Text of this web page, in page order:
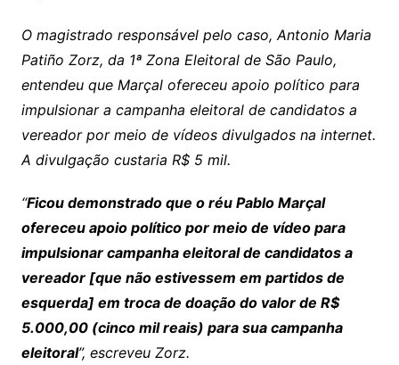
O magistrado responsável pelo caso, Antonio Maria
Patiño Zorz, da 1ª Zona Eleitoral de São Paulo,
entendeu que Marçal ofereceu apoio político para
impulsionar a campanha eleitoral de candidatos a
vereador por meio de vídeos divulgados na internet.
A divulgação custaria R$ 5 mil.
“Ficou demonstrado que o réu Pablo Marçal
ofereceu apoio político por meio de vídeo para
impulsionar campanha eleitoral de candidatos a
vereador [que não estivessem em partidos de
esquerda] em troca de doação do valor de R$
5.000,00 (cinco mil reais) para sua campanha
eleitoral”, escreveu Zorz.